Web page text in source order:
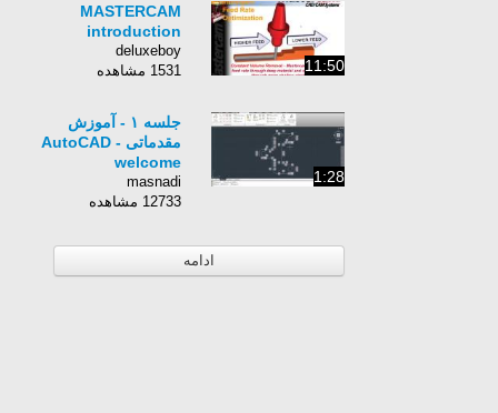
11:50
MASTERCAM
introduction
deluxeboy
1531 مشاهده
1:28
جلسه ۱ - آموزش
مقدماتی AutoCAD -
welcome
masnadi
12733 مشاهده
ادامه